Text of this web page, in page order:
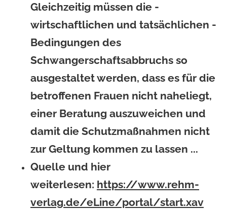
Gleichzeitig müssen die -
wirtschaftlichen und tatsächlichen -
Bedingungen des
Schwangerschaftsabbruchs so
ausgestaltet werden, dass es für die
betroffenen Frauen nicht naheliegt,
einer Beratung auszuweichen und
damit die Schutzmaßnahmen nicht
zur Geltung kommen zu lassen ...
Quelle und hier
weiterlesen: https://www.rehm-
verlag.de/eLine/portal/start.xav